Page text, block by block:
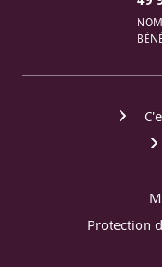
Protection